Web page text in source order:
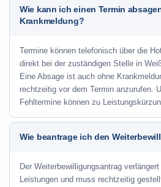
Wie kann ich einen Termin
Krankmeldung?
Termine können telefonisch über die
direkt bei der zuständigen Stelle in
Eine Absage ist auch ohne
rechtzeitig vor dem Termin anzurufen.
Fehltermine können zu
Wie beantrage ich den
Der Weiterbewilligungsantrag
Leistungen und muss rechtzeitig